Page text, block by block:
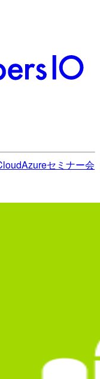
Azureセミナー会